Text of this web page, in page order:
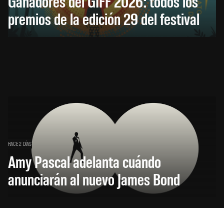
premios de la edición 29 del festival
HACE 2 DÍAS
Amy Pascal adelanta cuándo
anunciarán al nuevo James Bond